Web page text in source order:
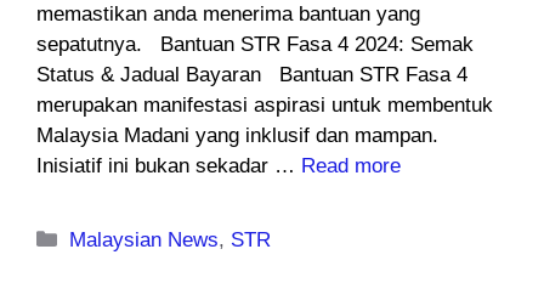
memastikan anda menerima bantuan yang
sepatutnya. Bantuan STR Fasa 4 2024: Semak
Status & Jadual Bayaran Bantuan STR Fasa 4
merupakan manifestasi aspirasi untuk membentuk
Malaysia Madani yang inklusif dan mampan.
Inisiatif ini bukan sekadar … Read more
Categories
Malaysian News, STR